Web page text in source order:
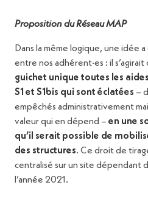
Proposition du Réseau MAP
Dans la même logique, une idée
entre nos adhérent·es : il s’agirait
guichet unique toutes les
S1 et S1bis qui sont éclatées –
empêchés administrativement
valeur qui en dépend – en une
qu’il serait possible de
des structures. Ce droit de
centralisé sur un site dépendant
l’année 2021.